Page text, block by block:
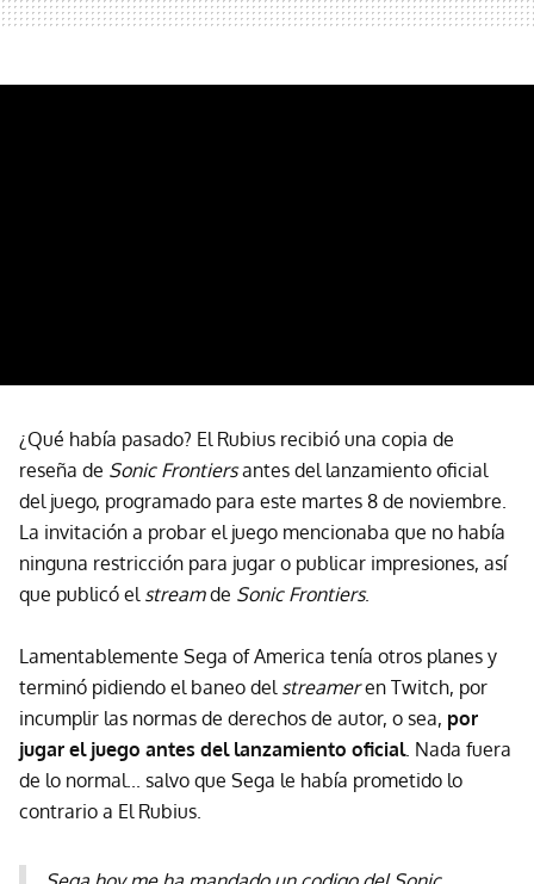
¿Qué había pasado? El Rubius recibió una copia de
reseña de Sonic Frontiersantes del lanzamiento oficial
del juego, programado para este martes 8 de noviembre.
La invitación a probar el juego mencionaba que no había
ninguna restricción para jugar o publicar impresiones, así
que publicó el streamde Sonic Frontiers.
Lamentablemente Sega of America tenía otros planes y
terminó pidiendo el baneo del streameren Twitch, por
incumplir las normas de derechos de autor, o sea, por
jugar el juego antes del lanzamiento oficial. Nada fuera
de lo normal... salvo que Sega le había prometido lo
contrario a El Rubius.